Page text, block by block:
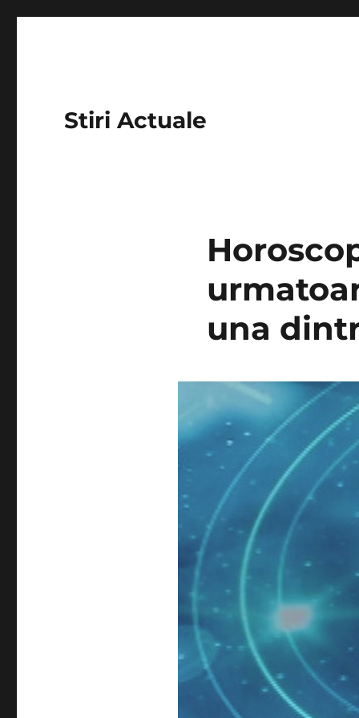
Stiri Actuale
una